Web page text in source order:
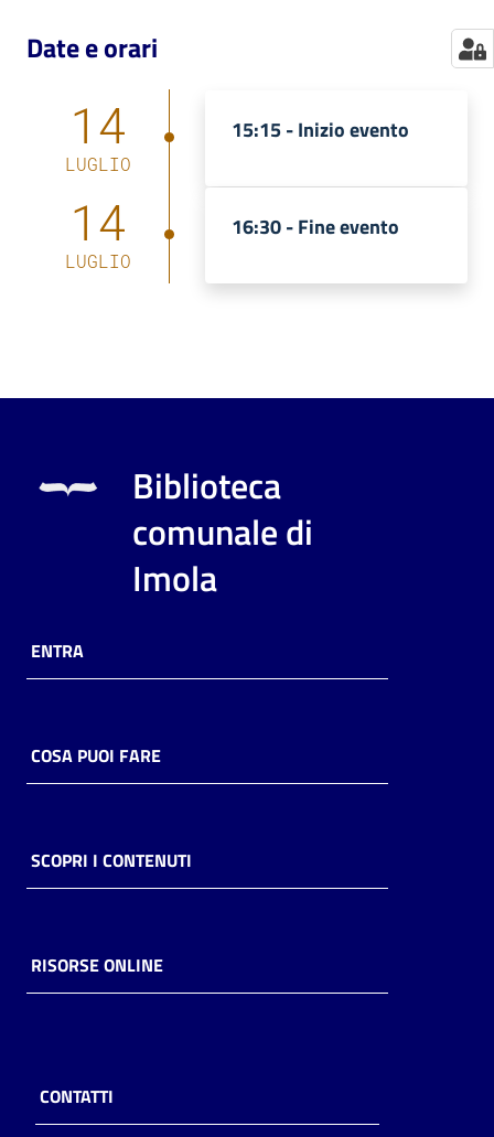
Date e orari
14
LUGLIO
15:15 -Inizio evento
14
LUGLIO
16:30 -Fine evento
Biblioteca
comunale di
Imola
ENTRA
COSA PUOI FARE
SCOPRI I CONTENUTI
RISORSE ONLINE
CONTATTI